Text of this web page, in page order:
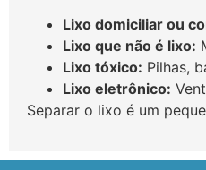
Lixo domiciliar ou
Lixo que não é lixo:
Lixo tóxico: Pilhas,
Lixo eletrônico:
Separar o lixo é um